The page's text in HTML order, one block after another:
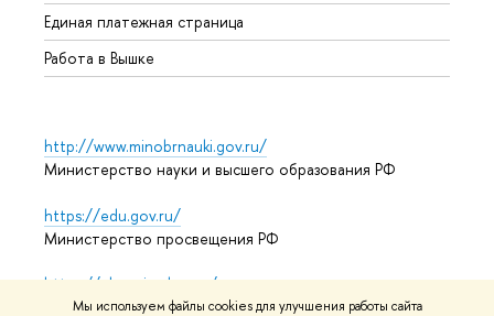
Мы используем файлы cookies для улучшения работы сайта
Единая платежная страница
Работа в Вышке
http://www.minobrnauki.gov.ru/
Министерство науки и высшего образования РФ
https://edu.gov.ru/
Министерство просвещения РФ
https://elearning.hse.ru/mooc
Массовые открытые онлайн-курсы